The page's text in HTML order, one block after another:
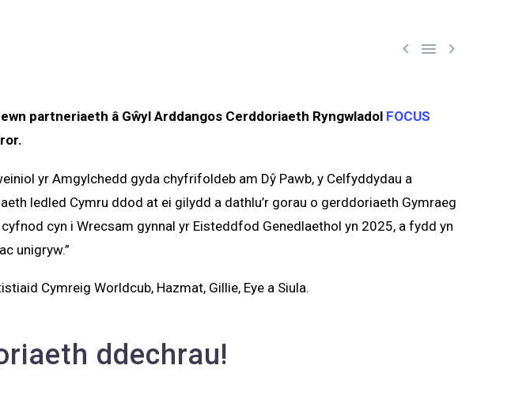
  
partneriaeth â Gŵyl Arddangos Cerddoriaeth Ryngwladol FOCUS
yr Amgylchedd gyda chyfrifoldeb am Dŷ Pawb, y Celfyddydau a
ledled Cymru ddod at ei gilydd a dathlu’r gorau o gerddoriaeth Gymraeg
cyn i Wrecsam gynnal yr Eisteddfod Genedlaethol yn 2025, a fydd yn
unigryw.”
Cymreig Worldcub, Hazmat, Gillie, Eye a Siula.
ddechrau!